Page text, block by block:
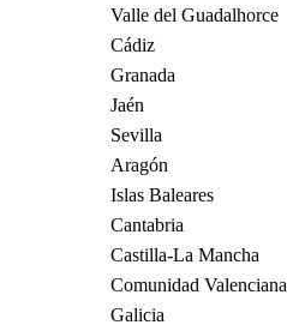
Valle del Guadalhorce
Cádiz
Granada
Jaén
Sevilla
Aragón
Islas Baleares
Cantabria
Castilla-La Mancha
Comunidad Valenciana
Galicia